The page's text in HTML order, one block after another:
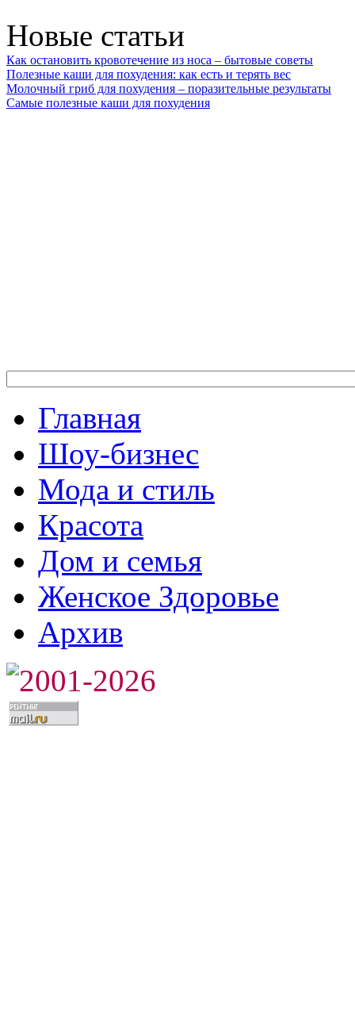
Новые статьи
Как остановить кровотечение из носа – бытовые советы
Полезные каши для похудения: как есть и терять вес
Молочный гриб для похудения – поразительные результаты
Самые полезные каши для похудения
Главная
Шоу-бизнес
Мода и стиль
Красота
Дом и семья
Женское Здоровье
Архив
2001-2026